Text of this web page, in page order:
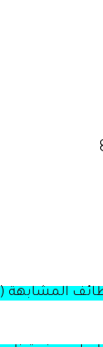
المشابهة (